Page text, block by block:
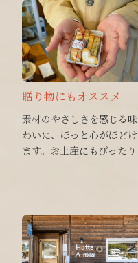
贈り物にもオススメ
素材のやさしさを感じる味
わいに、ほっと心がほどけ
ます。お土産にもぴったり